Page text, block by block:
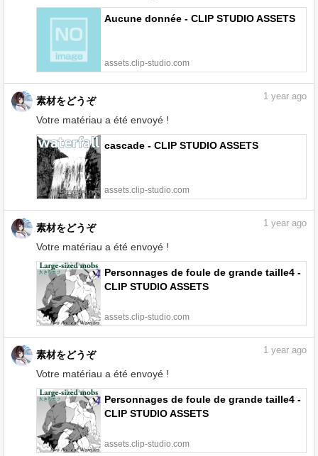
Aucune donnée - CLIP STUDIO ASSETS
assets.clip-studio.com
素材をどうぞ
Votre matériau a été envoyé !
1 year ago
cascade - CLIP STUDIO ASSETS
assets.clip-studio.com
素材をどうぞ
Votre matériau a été envoyé !
1 year ago
Personnages de foule de grande taille4 -
CLIP STUDIO ASSETS
assets.clip-studio.com
素材をどうぞ
Votre matériau a été envoyé !
1 year ago
Personnages de foule de grande taille4 -
CLIP STUDIO ASSETS
assets.clip-studio.com